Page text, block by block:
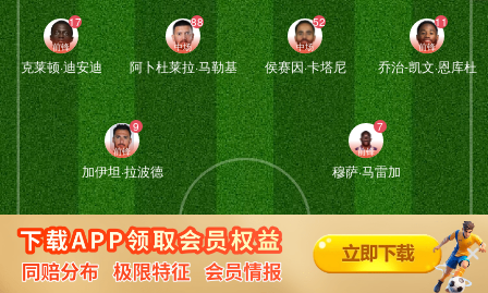
克莱顿·迪安迪 阿卜杜莱拉·马勒基 侯赛因·卡塔尼 乔治-凯文·恩库杜
加伊坦·拉波德 穆萨·马雷加